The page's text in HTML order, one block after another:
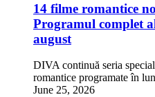
14 filme romantice
Programul complet
august
DIVA continuă seria
romantice programate în
June 25, 2026